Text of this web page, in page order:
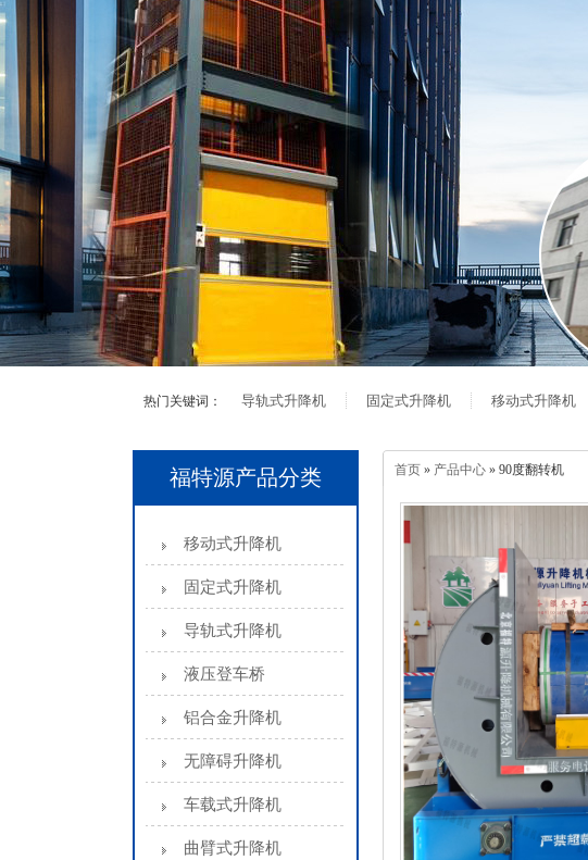
热门关键词： 导轨式升降机 固定式升降机 移动式升降机
福特源产品分类
移动式升降机
固定式升降机
导轨式升降机
液压登车桥
铝合金升降机
无障碍升降机
车载式升降机
曲臂式升降机
首页 » 产品中心 » 90度翻转机